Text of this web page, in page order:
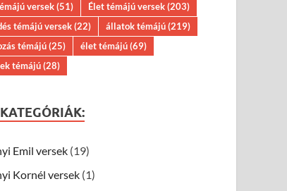
versek(51) Élet témájú versek(203)
témájú versek(22) állatok témájú(219)
témájú(25) élet témájú(69)
témájú(28)
Emil versek (19)
Kornél versek (1)